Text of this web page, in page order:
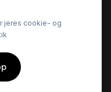
jeres cookie- og